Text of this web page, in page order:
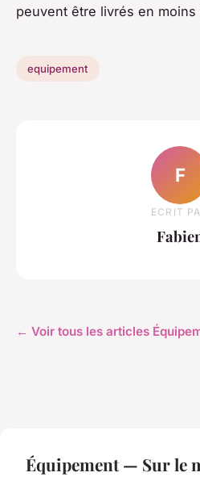
peuvent être livrés en moins
equipement
F
ECRIT
← Voir tous les articles
Équipement — Sur le